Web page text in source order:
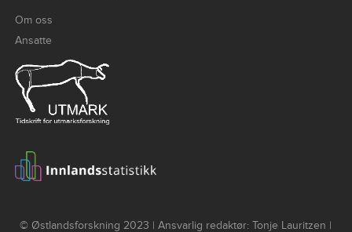
Om oss
Ansatte
© Østlandsforskning 2023 | Ansvarlig redaktør: Tonje Lauritzen |